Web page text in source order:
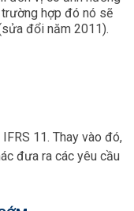
hợp đó nó sẽ
đổi năm 2011).
11. Thay vào đó,
đưa ra các yêu cầu